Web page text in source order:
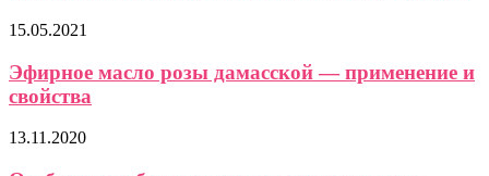
15.05.2021
Эфирное масло розы дамасской — применение и
свойства
13.11.2020